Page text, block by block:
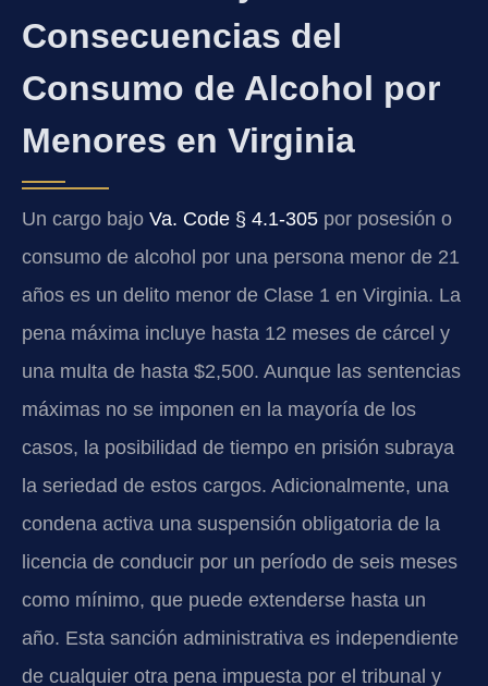
Consecuencias del
Consumo de Alcohol por
Menores en Virginia
Un cargo bajo Va. Code § 4.1-305 por posesión o
consumo de alcohol por una persona menor de 21
años es un delito menor de Clase 1 en Virginia. La
pena máxima incluye hasta 12 meses de cárcel y
una multa de hasta $2,500. Aunque las sentencias
máximas no se imponen en la mayoría de los
casos, la posibilidad de tiempo en prisión subraya
la seriedad de estos cargos. Adicionalmente, una
condena activa una suspensión obligatoria de la
licencia de conducir por un período de seis meses
como mínimo, que puede extenderse hasta un
año. Esta sanción administrativa es independiente
de cualquier otra pena impuesta por el tribunal y